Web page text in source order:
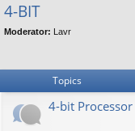
s
4-BIT
Moderator: Lavr
Topics
4-bit Processor